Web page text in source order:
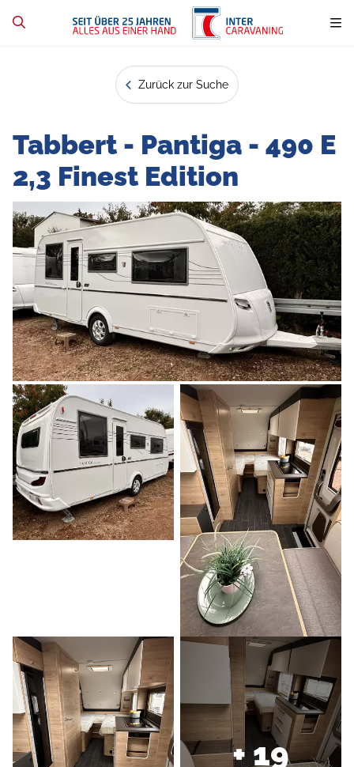
Zurück zur Suche
Tabbert - Pantiga - 490 E
2,3 Finest Edition
+ 19